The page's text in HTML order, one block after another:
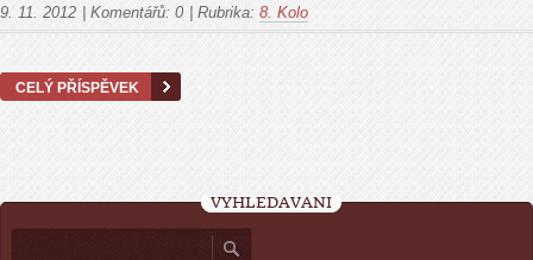
9. 11. 2012 Komentářů: 0 Rubrika: 8. Kolo
CELÝ PŘÍSPĚVEK
VYHLEDÁVÁNÍ